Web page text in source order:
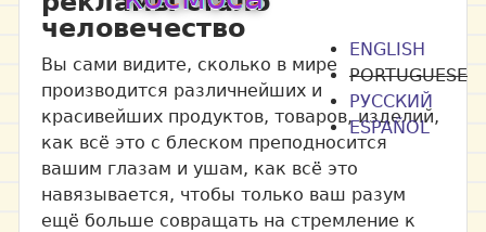
ENGLISH
PORTUGUESE
РУССКИЙ
ESPAÑOL
человечество
Вы сами видите, сколько в мире
производится различнейших и
красивейших продуктов, товаров, изделий,
как всё это с блеском преподносится
вашим глазам и ушам, как всё это
навязывается, чтобы только ваш разум
ещё больше совращать на стремление к